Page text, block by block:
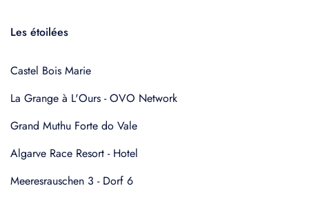
Les étoilées
Castel Bois Marie
La Grange à L'Ours - OVO Network
Grand Muthu Forte do Vale
Algarve Race Resort - Hotel
Meeresrauschen 3 - Dorf 6